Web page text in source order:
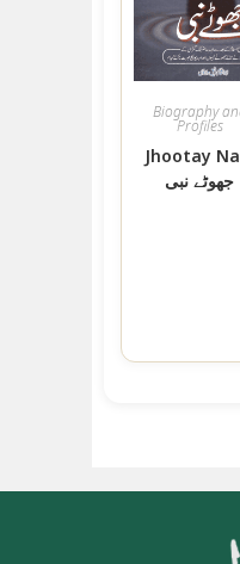
Biography
Profiles
Jhootay
جھوٹے نبی